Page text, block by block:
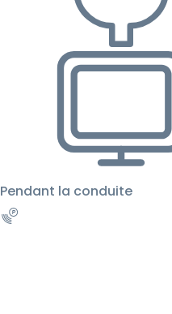
Pendant la conduite